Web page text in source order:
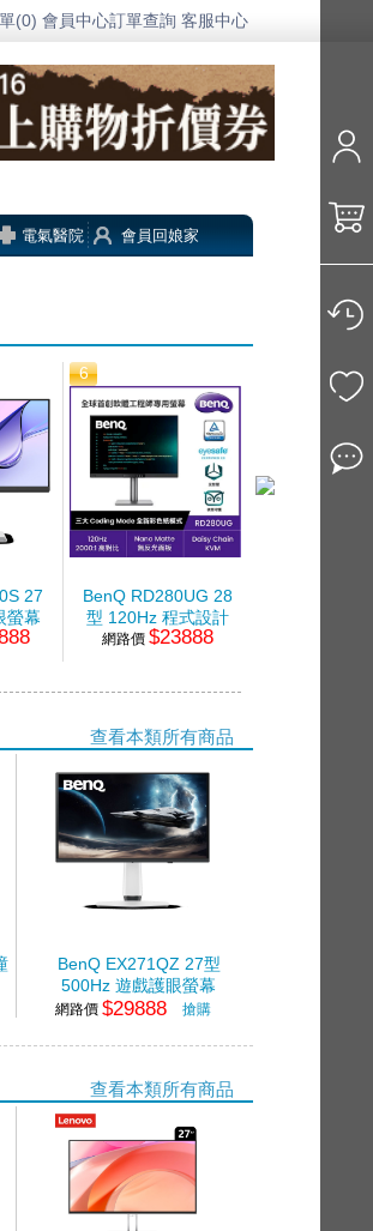
(0) 會員中心訂單查詢 客服中心
電氣醫院 會員回娘家
27
螢幕
C)
6
BenQ RD280UG 28
型 120Hz 程式設計
護眼螢幕 (IPS/USB-
網路價$23888
查看本類所有商品
BenQ EX271QZ 27型
500Hz 遊戲護眼螢幕
(OLED/HDMI/DP)
網路價 $29888 搶購
查看本類所有商品